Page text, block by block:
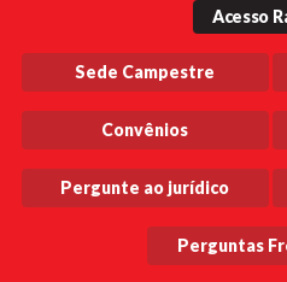
Acesso
Sede Campestre
Convênios
Pergunte ao jurídico
Perguntas